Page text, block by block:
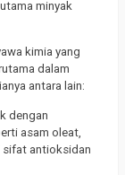
minyak
kimia yang
dalam
antara lain:
dengan
asam oleat,
sifat antioksidan